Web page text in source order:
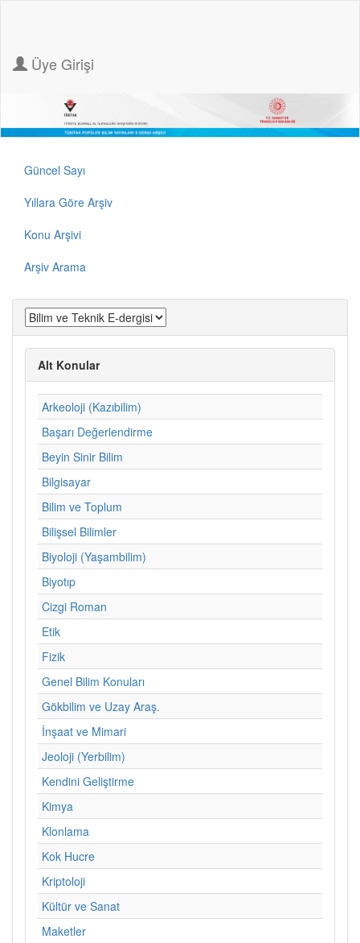
Üye Girişi
Güncel Sayı
Yıllara Göre Arşiv
Konu Arşivi
Arşiv Arama
Alt Konular
Arkeoloji (Kazıbilim)
Başarı Değerlendirme
Beyin Sinir Bilim
Bilgisayar
Bilim ve Toplum
Bilişsel Bilimler
Biyoloji (Yaşambilim)
Biyotıp
Cizgi Roman
Etik
Fizik
Genel Bilim Konuları
Gökbilim ve Uzay Araş.
İnşaat ve Mimari
Jeoloji (Yerbilim)
Kendini Geliştirme
Kimya
Klonlama
Kok Hucre
Kriptoloji
Kültür ve Sanat
Maketler